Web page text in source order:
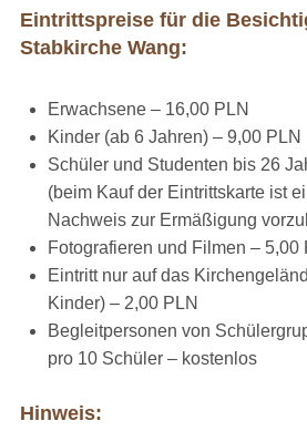
Eintrittspreise für die
Stabkirche Wang:
Erwachsene – 16,00 PLN
Kinder (ab 6 Jahren) – 9,00 PLN
Schüler und Studenten bis 26
(beim Kauf der Eintrittskarte ist
Nachweis zur Ermäßigung
Fotografieren und Filmen – 5,00
Eintritt nur auf das
Kinder) – 2,00 PLN
Begleitpersonen von
pro 10 Schüler – kostenlos
Hinweis: